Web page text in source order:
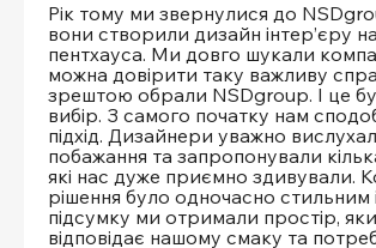
Рік тому ми звернулися до
вони створили дизайн інтер’єру
пентхауса. Ми довго шукали
можна довірити таку важливу
зрештою обрали NSDgroup. І це
вибір. З самого початку нам
підхід. Дизайнери уважно
побажання та запропонували
які нас дуже приємно здивували.
рішення було одночасно стильним
підсумку ми отримали простір,
відповідає нашому смаку та